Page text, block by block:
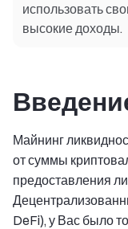
использовать
высокие доходы.
Майнинг
от суммы
предоставления
DeFi), у Вас было